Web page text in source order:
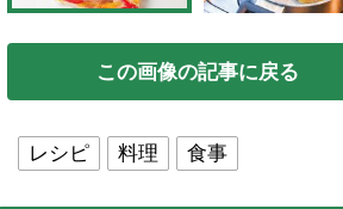
この画像の記事に戻る
レシピ 料理 食事